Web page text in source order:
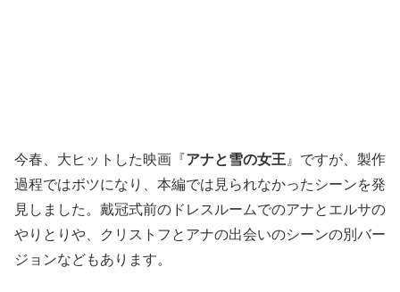
今春、大ヒットした映画『アナと雪の女王 』ですが、製作
過程ではボツになり、本編では見られなかったシーンを発
見しました。戴冠式前のドレスルームでのアナとエルサの
やりとりや、クリストフとアナの出会いのシーンの別バー
ジョンなどもあります。